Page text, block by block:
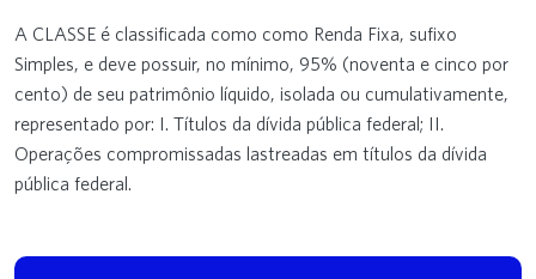
A CLASSE é classificada como como Renda Fixa, sufixo
Simples, e deve possuir, no mínimo, 95% (noventa e cinco por
cento) de seu patrimônio líquido, isolada ou cumulativamente,
representado por: I. Títulos da dívida pública federal; II.
Operações compromissadas lastreadas em títulos da dívida
pública federal.